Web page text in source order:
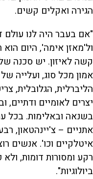
הגירה ואקלים קשים.
"אם בעבר היה לנו עולם
ול'מאזן אימה', היום
קשה לאיזון. יש סכנה
אמון מכל סוג, ועלייה
הליברלית, הגלובלית,
יצרים לאומיים ודתיים,
בשנאה ובאלימות. בכל
אתניים – צ'יינהטאון,
איטלקיים וכו'. אנשים
רקע ומסורות דומות,
ביולוגיות".